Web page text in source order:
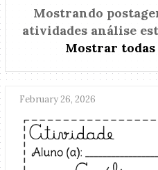
Mostrando
atividades análise
Mostrar todas
February 26, 2026